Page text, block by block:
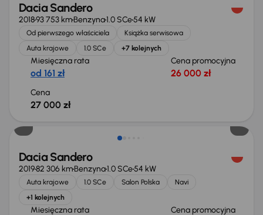
Dacia Sandero
201893 753 kmBenzyna1.0 SCe54 kW
Od pierwszego właściciela
Książka serwisowa
Auta krajowe
1.0 SCe +7 kolejnych
Miesięczna rata
od 161 zł
Cena promocyjna
26 000 zł
Cena
27 000 zł
Dacia Sandero
201982 306 kmBenzyna1.0 SCe54 kW
Auta krajowe 1.0 SCe Salon Polska
Navi
+1 kolejnych
Miesięczna rata Cena promocyjna